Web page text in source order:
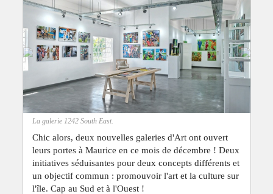
La galerie 1242 South East.
Chic alors, deux nouvelles galeries d'Art ont ouvert
leurs portes à Maurice en ce mois de décembre ! Deux
initiatives séduisantes pour deux concepts différents et
un objectif commun : promouvoir l'art et la culture sur
l'île. Cap au Sud et à l'Ouest !